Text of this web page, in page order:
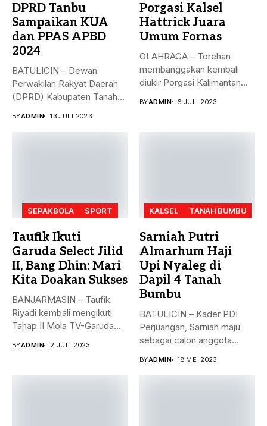
DPRD Tanbu
Sampaikan KUA
dan PPAS APBD
2024
BATULICIN – Dewan
Perwakilan Rakyat Daerah
(DPRD) Kabupaten Tanah
BYADMIN 13 JULI 2023
Porgasi Kalsel
Hattrick Juara
Umum Fornas
OLAHRAGA – Torehan
membanggakan kembali
diukir Porgasi Kalimantan
BYADMIN 6 JULI 2023
SEPAKBOLA SPORT
Taufik Ikuti
Garuda Select Jilid
II, Bang Dhin: Mari
Kita Doakan Sukses
BANJARMASIN – Taufik
Riyadi kembali mengikuti
Tahap II Mola TV-Garuda
BYADMIN 2 JULI 2023
KALSEL TANAH BUMBU
Sarniah Putri
Almarhum Haji
Upi Nyaleg di
Dapil 4 Tanah
Bumbu
BATULICIN – Kader PDI
Perjuangan, Sarniah maju
sebagai calon anggota
BYADMIN 18 MEI 2023